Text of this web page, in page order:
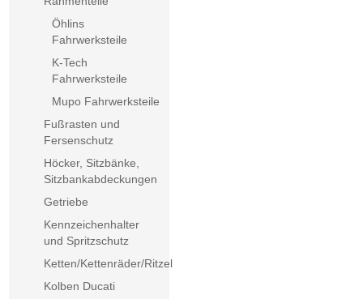
Öhlins
Fahrwerksteile
K-Tech
Fahrwerksteile
Mupo Fahrwerksteile
Fußrasten und
Fersenschutz
Höcker, Sitzbänke,
Sitzbankabdeckungen
Getriebe
Kennzeichenhalter
und Spritzschutz
Ketten/Kettenräder/Ritzel
Kolben Ducati